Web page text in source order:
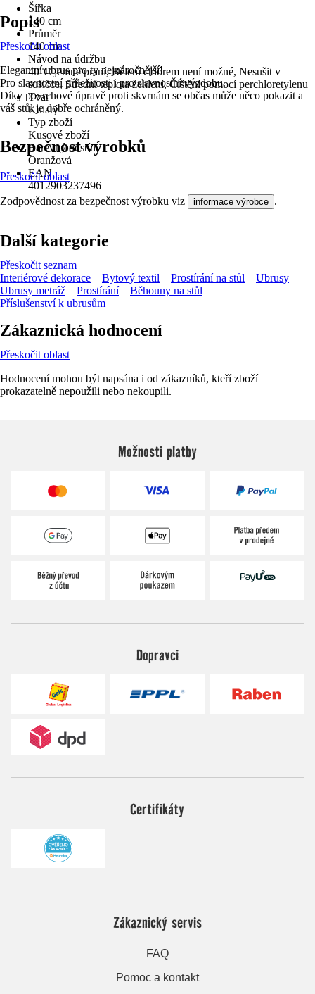
Šířka
140 cm
Průměr
140 cm
Návod na údržbu
40°C jemné praní, Bělení chlórem není možné, Nesušit v
sušičce, Střední teplota žehlení, Čištění pomocí perchloretylenu
Tvar
Kulatý
Typ zboží
Kusové zboží
Barevný odstín
Oranžová
EAN
4012903237496
Popis
Přeskočit oblast
Elegantní ubrus pro ty nejnáročnější!
Pro slavnostní příležitosti i pro slavnostní výzdobu.
Díky povrchové úpravě proti skvrnám se občas může něco pokazit a
váš stůl je dobře ochráněný.
Bezpečnost výrobků
Přeskočit oblast
Zodpovědnost za bezpečnost výrobku viz informace výrobce .
Další kategorie
Přeskočit seznam
Interiérové dekorace
Bytový textil Prostírání na stůl
Ubrusy
Ubrusy metráž
Prostírání
Běhouny na stůl
Příslušenství k ubrusům
Zákaznická hodnocení
Přeskočit oblast
Hodnocení mohou být napsána i od zákazníků, kteří zboží
prokazatelně nepoužili nebo nekoupili.
Možnosti platby
Dopravci
Certifikáty
Zákaznický servis
FAQ
Pomoc a kontakt